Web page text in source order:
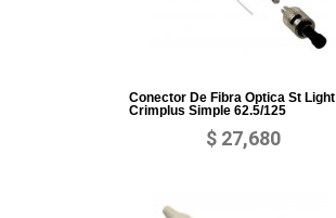
Conector De Fibra Optica St Light
Crimplus Simple 62.5/125
$ 27,680